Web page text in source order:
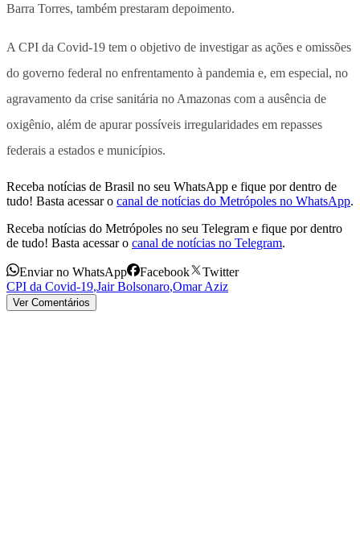
Barra Torres, também prestaram depoimento.
A CPI da Covid-19 tem o objetivo de investigar as ações e omissões
do governo federal no enfrentamento à pandemia e, em especial, no
agravamento da crise sanitária no Amazonas com a ausência de
oxigênio, além de apurar possíveis irregularidades em repasses
federais a estados e municípios.
Receba notícias de Brasil no seu WhatsApp e fique por dentro de
tudo! Basta acessar o canal de notícias do Metrópoles no WhatsApp.
Receba notícias do Metrópoles no seu Telegram e fique por dentro
de tudo! Basta acessar o canal de notícias no Telegram.
Enviar no WhatsApp Facebook
Twitter
CPI da Covid-19,Jair Bolsonaro,Omar Aziz
Ver Comentários